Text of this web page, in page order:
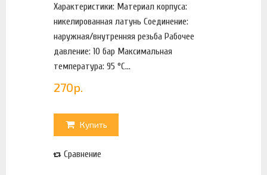
Характеристики: Материал корпуса:
никелированная латунь Соединение:
наружная/внутренняя резьба Рабочее
давление: 10 бар Максимальная
температура: 95 °С...
270р.
Купить
Сравнение